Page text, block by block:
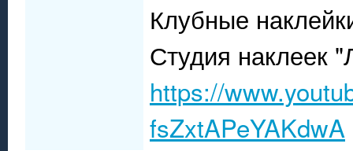
Клубные
Студия наклеек
https://
fsZxtAPeYAKdwA